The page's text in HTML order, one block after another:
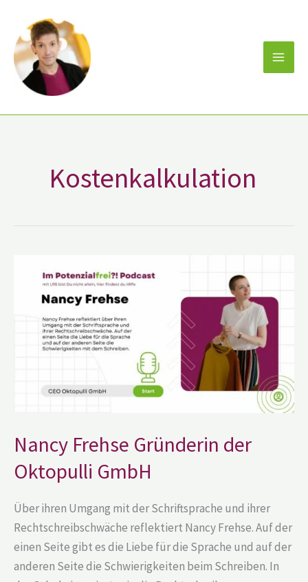
Inhalt
springen
Kostenkalkulation
Nancy Frehse Gründerin der
Oktopulli GmbH
Über ihren Umgang mit der Schriftsprache und ihrer
Rechtschreibschwäche reflektiert Nancy Frehse. Auf der
einen Seite gibt es die Liebe für die Sprache und auf der
anderen Seite die Schwierigkeiten beim Schreiben. In
Frehse
Gründerin
der
Oktopulli
GmbH